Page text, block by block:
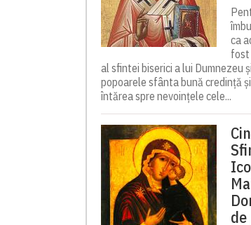
ca
fost
al sfintei biserici a lui Dumnezeu
popoarele sfânta bună credință
întărea spre nevoințele cele...
de